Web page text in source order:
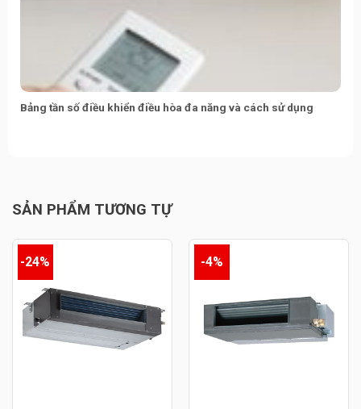
Bảng tần số điều khiển điều hòa đa năng và cách sử dụng
SẢN PHẨM TƯƠNG TỰ
-24% -4%